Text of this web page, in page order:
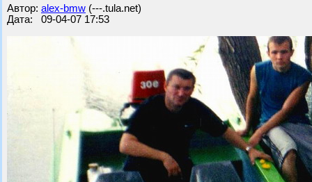
Автор: alex-bmw (---.tula.net)
Дата: 09-04-07 17:53